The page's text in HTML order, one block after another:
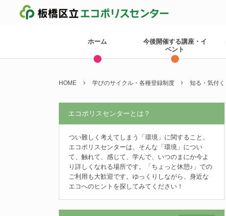
ホーム
今後開催する講座・イ
ベント
HOME 学びのサイクル・各種登録制度 知る・気付く
エコポリスセンターとは？
つい難しく考えてしまう「環境」に関すること。
エコポリスセンターは、そんな「環境」につい
て、触れて、感じて、学んで、いつのまにか今よ
り詳しくなれる場所です。「ちょっと休憩♪」での
ご利用も大歓迎です。ゆっくりしながら、身近な
エコへのヒントを探してみてください！